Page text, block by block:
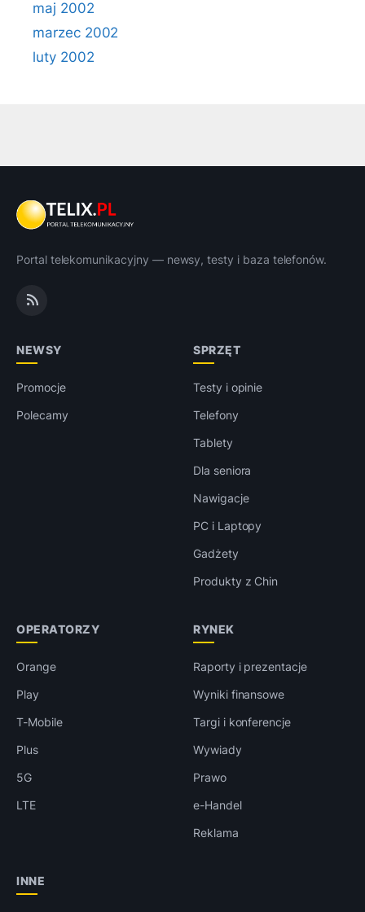
maj 2002
marzec 2002
luty 2002
Portal telekomunikacyjny — newsy, testy i baza telefonów.
NEWSY
Promocje
Polecamy
SPRZĘT
Testy i opinie
Telefony
Tablety
Dla seniora
Nawigacje
PC i Laptopy
Gadżety
Produkty z Chin
OPERATORZY
Orange
Play
T-Mobile
Plus
5G
LTE
RYNEK
Raporty i prezentacje
Wyniki finansowe
Targi i konferencje
Wywiady
Prawo
e-Handel
Reklama
INNE